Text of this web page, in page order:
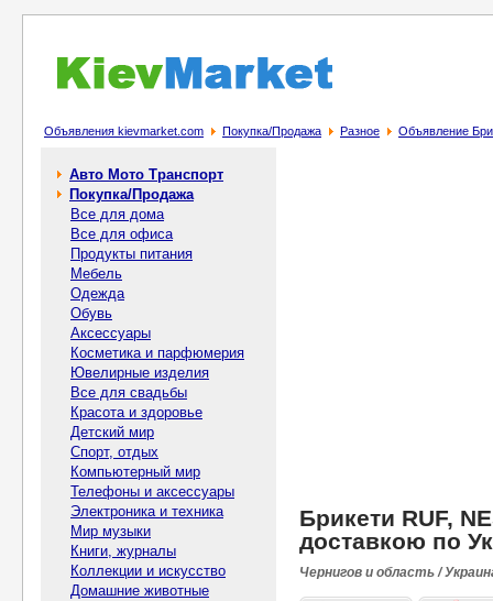
Объявления kievmarket.com Покупка/Продажа Разное Объявление
Авто Мото Транспорт
Покупка/Продажа
Все для дома
Все для офиса
Продукты питания
Мебель
Одежда
Обувь
Аксессуары
Косметика и парфюмерия
Ювелирные изделия
Все для свадьбы
Красота и здоровье
Детский мир
Спорт, отдых
Компьютерный мир
Телефоны и аксессуары
Электроника и техника
Мир музыки
Книги, журналы
Коллекции и искусство
Домашние животные
Брикети RUF,
доставкою по
Чернигов и область /